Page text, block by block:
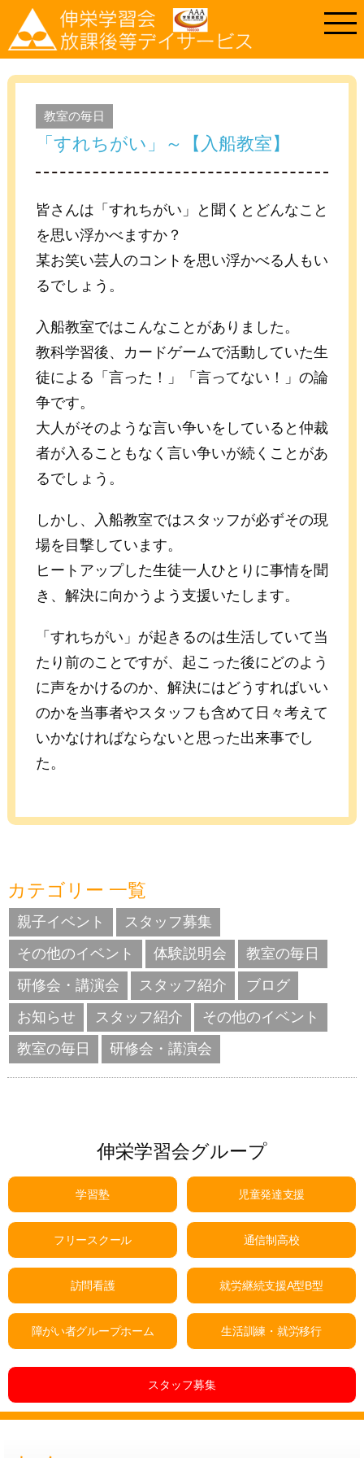
教室の毎日
「すれちがい」～【入船教室】
皆さんは「すれちがい」と聞くとどんなこと
を思い浮かべますか？
某お笑い芸人のコントを思い浮かべる人もい
るでしょう。
入船教室ではこんなことがありました。
教科学習後、カードゲームで活動していた生
徒による「言った！」「言ってない！」の論
争です。
大人がそのような言い争いをしていると仲裁
者が入ることもなく言い争いが続くことがあ
るでしょう。
しかし、入船教室ではスタッフが必ずその現
場を目撃しています。
ヒートアップした生徒一人ひとりに事情を聞
き、解決に向かうよう支援いたします。
「すれちがい」が起きるのは生活していて当
たり前のことですが、起こった後にどのよう
に声をかけるのか、解決にはどうすればいい
のかを当事者やスタッフも含めて日々考えて
いかなければならないと思った出来事でし
た。
カテゴリー 一覧
親子イベント
スタッフ募集
その他のイベント
体験説明会
教室の毎日
研修会・講演会
スタッフ紹介
ブログ
お知らせ
スタッフ紹介
その他のイベント
教室の毎日
研修会・講演会
伸栄学習会グループ
学習塾 児童発達支援
フリースクール 通信制高校
訪問看護 就労継続支援A型B型
障がい者グループホーム 生活訓練・就労移行
スタッフ募集